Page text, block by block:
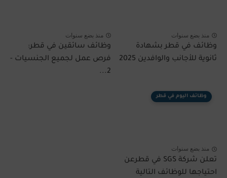
منذ بضع سنوات
وظائف في قطر بشهادة
ثانوية للأجانب والوافدين 2025
منذ بضع سنوات
وظائف سائقين في قطر:
فرص عمل لجميع الجنسيات -
2...
وظائف اليوم في قطر
منذ بضع سنوات
تعلن شركة SGS في قطرعن
احتياجها للوظائف التالية